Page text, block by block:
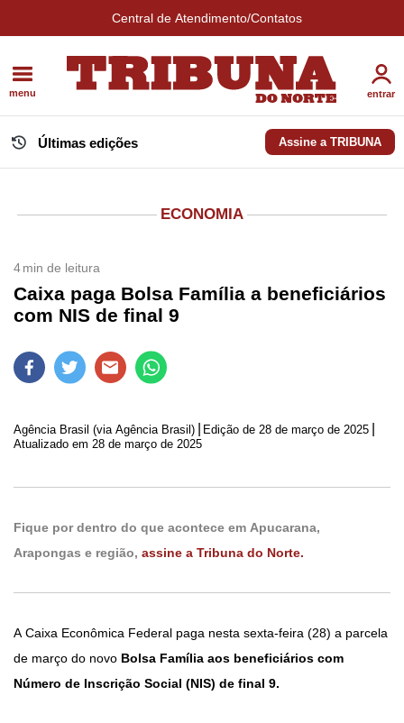
Central de Atendimento/Contatos
menu entrar
Últimas edições Assine a TRIBUNA
ECONOMIA
4min de leitura
Caixa paga Bolsa Família a beneficiários
com NIS de final 9
Agência Brasil (via Agência Brasil) Edição de 28 de março de 2025
Atualizado em 28 de março de 2025
Fique por dentro do que acontece em Apucarana,
Arapongas e região, assine a Tribuna do Norte.
A Caixa Econômica Federal paga nesta sexta-feira (28) a parcela
de março do novo Bolsa Família aos beneficiários com
Número de Inscrição Social (NIS) de final 9.